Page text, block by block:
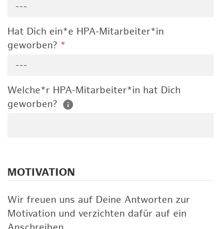
---
Hat Dich ein*e HPA-Mitarbeiter*in
geworben? *
---
Welche*r HPA-Mitarbeiter*in hat Dich
geworben?
MOTIVATION
Wir freuen uns auf Deine Antworten zur
Motivation und verzichten dafür auf ein